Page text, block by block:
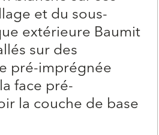
et du sous-
extérieure Baumit
sur des
pré-imprégnée
face pré-
la couche de base